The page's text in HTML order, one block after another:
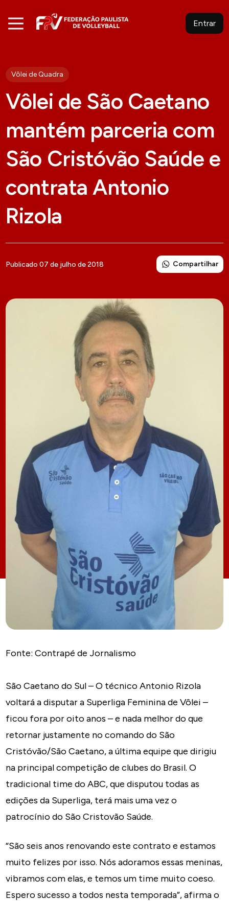
Entrar
Vôlei de Quadra
Vôlei de São Caetano
mantém parceria com
São Cristóvão Saúde e
contrata Antonio
Rizola
Publicado 07 de julho de 2018 Compartilhar
Fonte: Contrapé de Jornalismo
São Caetano do Sul – O técnico Antonio Rizola
voltará a disputar a Superliga Feminina de Vôlei –
ficou fora por oito anos – e nada melhor do que
retornar justamente no comando do São
Cristóvão/São Caetano, a última equipe que dirigiu
na principal competição de clubes do Brasil. O
tradicional time do ABC, que disputou todas as
edições da Superliga, terá mais uma vez o
patrocínio do São Cristovão Saúde.
“São seis anos renovando este contrato e estamos
muito felizes por isso. Nós adoramos essas meninas,
vibramos com elas, e temos um time muito coeso.
Espero sucesso a todos nesta temporada”, afirma o